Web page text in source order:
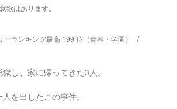
欲はあります。
ーランキング最高 199 位（青春・学園）
し、家に帰ってきた3人。
を出したこの事件。